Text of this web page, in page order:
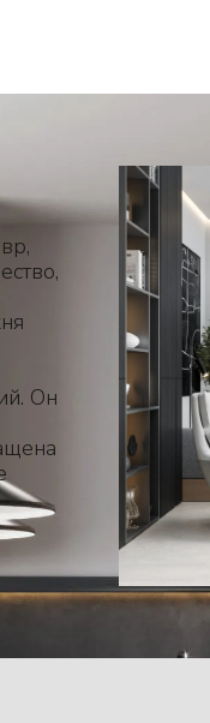
Он